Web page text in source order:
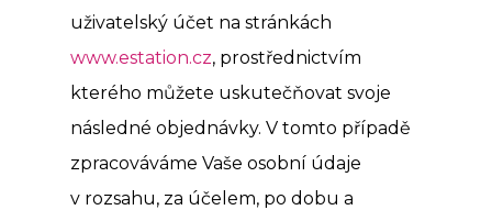
uživatelský účet na stránkách
www.estation.cz, prostřednictvím
kterého můžete uskutečňovat svoje
následné objednávky. V tomto případě
zpracováváme Vaše osobní údaje
v rozsahu, za účelem, po dobu a